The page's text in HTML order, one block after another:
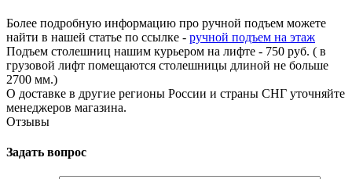
Более подробную информацию про ручной подъем можете
найти в нашей статье по ссылке - ручной подъем на этаж
Подъем столешниц нашим курьером на лифте - 750 руб. ( в
грузовой лифт помещаются столешницы длиной не больше
2700 мм.)
О доставке в другие регионы России и страны СНГ уточняйте
менеджеров магазина.
Отзывы
Задать вопрос